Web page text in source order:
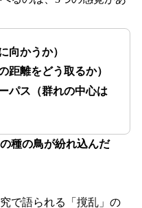
向かうか）
距離をどう取るか）
パス（群れの中心は
種の鳥が紛れ込んだ
で語られる「撹乱」の